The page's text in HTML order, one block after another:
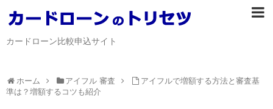
カードローン比較申込サイト
ホーム アイフル 審査
アイフルで増額する方法と審査基
準は？増額するコツも紹介